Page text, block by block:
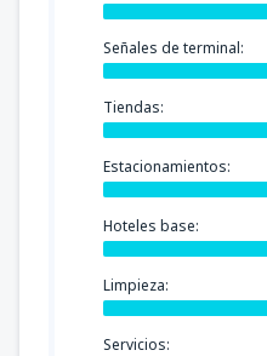
Señales de terminal:
Tiendas:
Estacionamientos:
Hoteles base:
Limpieza:
Servicios: